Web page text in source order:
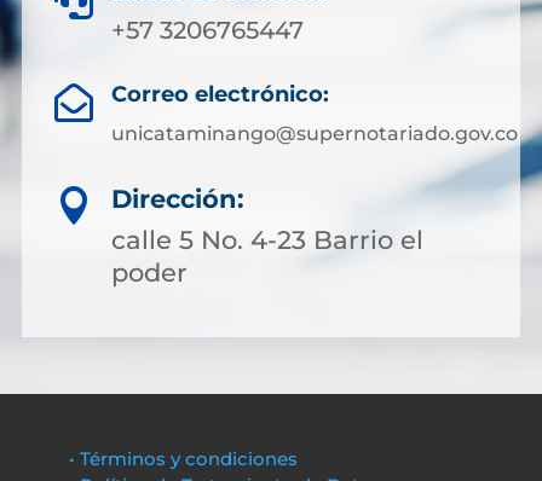
+57 3206765447
 Correo electrónico:
unicataminango@supernotariado.gov.co

Dirección:
calle 5 No. 4-23 Barrio el
poder
• Términos y condiciones